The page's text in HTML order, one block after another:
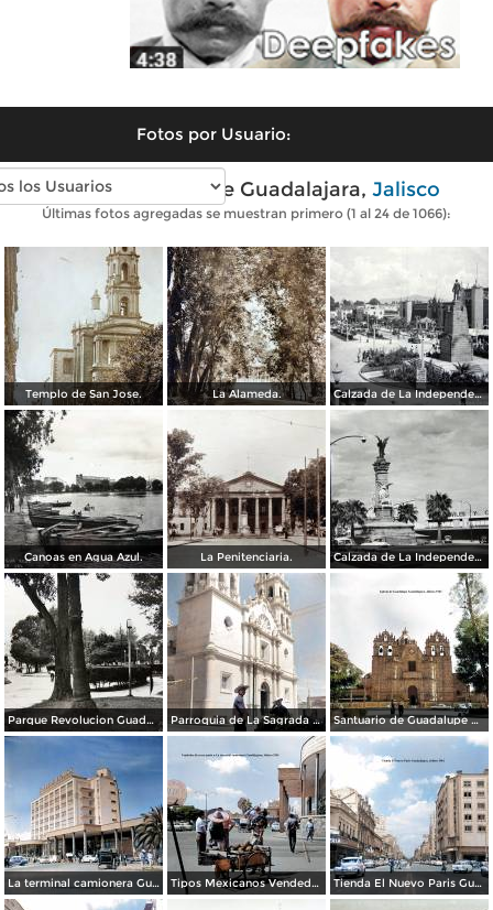
Fotos por Usuario:
Fotos antiguas de Guadalajara, Jalisco
Últimas fotos agregadas se muestran primero (1 al 24 de 1066):
Templo de San Jose. La Alameda. Calzada de La Independencia y Mto. a Juarez Guadalajara, Jalisco. ( Circulada el 5 de Septiembre de 1929 ).
Canoas en Agua Azul. La Penitenciaria. Calzada de La Independencia Guadalajara, Jalisco.
Parque Revolucion Guadalajara, Jalisco. Parroquia de La Sagrada familia Guadalajara, Jalisco 1961. Santuario de Guadalupe Guadalajara, Jalisco 1961.
La terminal camionera Guadalajara, Jalisco 1961 Tipos Mexicanos Vendedor de cocos junto a La terminal camionera Guadalajara, Jalisco 1961 Tienda El Nuevo Paris Guadalajara, Jalisco 1961